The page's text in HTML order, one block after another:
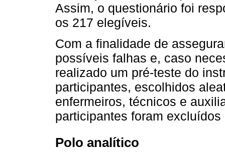
Assim, o questionário foi
os 217 elegíveis.
Com a finalidade de
possíveis falhas e, caso
realizado um pré-teste do
participantes, escolhidos
enfermeiros, técnicos e
participantes foram
Polo analítico